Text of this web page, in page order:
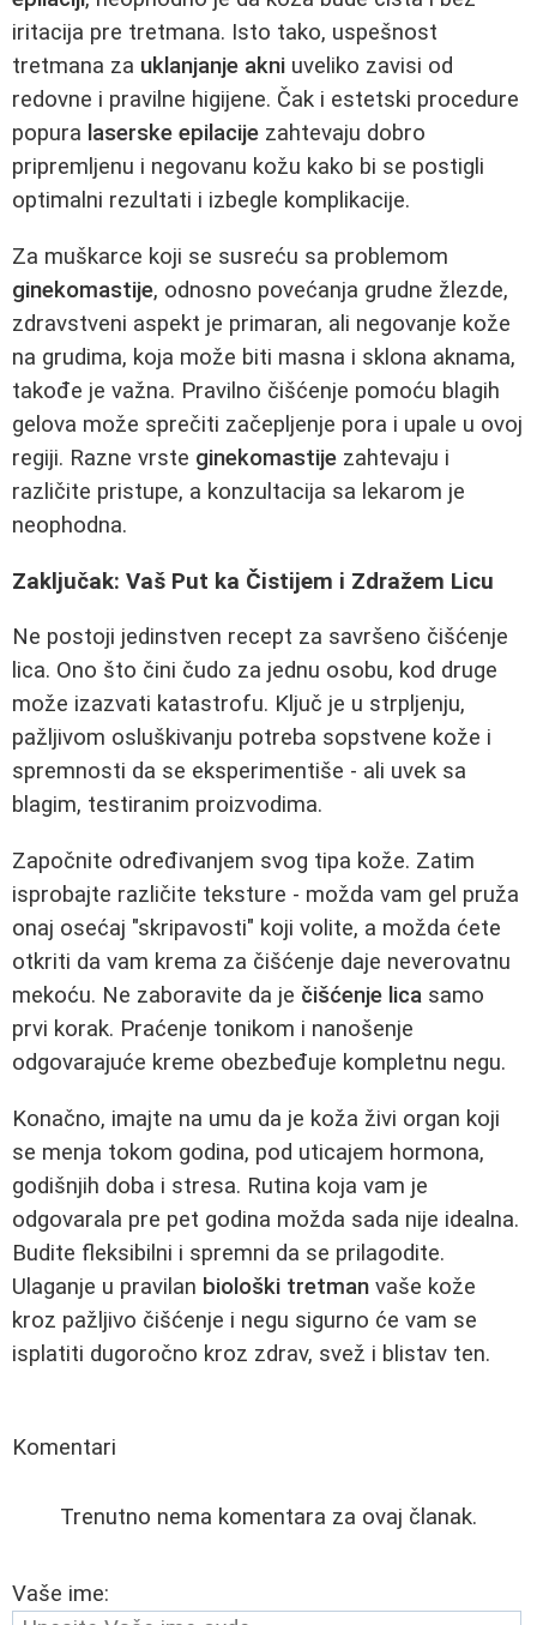
iritacija pre tretmana. Isto tako, uspešnost
tretmana za uklanjanje akni uveliko zavisi od
redovne i pravilne higijene. Čak i estetski procedure
popura laserske epilacije zahtevaju dobro
pripremljenu i negovanu kožu kako bi se postigli
optimalni rezultati i izbegle komplikacije.
Za muškarce koji se susreću sa problemom
ginekomastije, odnosno povećanja grudne žlezde,
zdravstveni aspekt je primaran, ali negovanje kože
na grudima, koja može biti masna i sklona aknama,
takođe je važna. Pravilno čišćenje pomoću blagih
gelova može sprečiti začepljenje pora i upale u ovoj
regiji. Razne vrste ginekomastije zahtevaju i
različite pristupe, a konzultacija sa lekarom je
neophodna.
Zaključak: Vaš Put ka Čistijem i Zdražem Licu
Ne postoji jedinstven recept za savršeno čišćenje
lica. Ono što čini čudo za jednu osobu, kod druge
može izazvati katastrofu. Ključ je u strpljenju,
pažljivom osluškivanju potreba sopstvene kože i
spremnosti da se eksperimentiše - ali uvek sa
blagim, testiranim proizvodima.
Započnite određivanjem svog tipa kože. Zatim
isprobajte različite teksture - možda vam gel pruža
onaj osećaj "skripavosti" koji volite, a možda ćete
otkriti da vam krema za čišćenje daje neverovatnu
mekoću. Ne zaboravite da je čišćenje lica samo
prvi korak. Praćenje tonikom i nanošenje
odgovarajuće kreme obezbeđuje kompletnu negu.
Konačno, imajte na umu da je koža živi organ koji
se menja tokom godina, pod uticajem hormona,
godišnjih doba i stresa. Rutina koja vam je
odgovarala pre pet godina možda sada nije idealna.
Budite fleksibilni i spremni da se prilagodite.
Ulaganje u pravilan biološki tretman vaše kože
kroz pažljivo čišćenje i negu sigurno će vam se
isplatiti dugoročno kroz zdrav, svež i blistav ten.
Komentari
Trenutno nema komentara za ovaj članak.
Vaše ime: